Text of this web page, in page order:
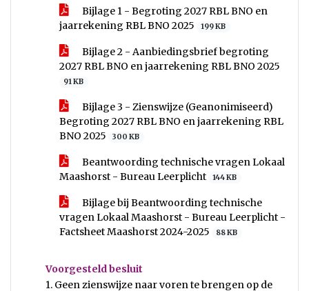
Bijlage 1 - Begroting 2027 RBL BNO en
jaarrekening RBL BNO 2025
199 KB
Bijlage 2 - Aanbiedingsbrief begroting
2027 RBL BNO en jaarrekening RBL BNO 2025
91 KB
Bijlage 3 - Zienswijze (Geanonimiseerd)
Begroting 2027 RBL BNO en jaarrekening RBL
BNO 2025
300 KB
Beantwoording technische vragen Lokaal
Maashorst - Bureau Leerplicht
144 KB
Bijlage bij Beantwoording technische
vragen Lokaal Maashorst - Bureau Leerplicht -
Factsheet Maashorst 2024-2025
88 KB
Voorgesteld besluit
1. Geen zienswijze naar voren te brengen op de